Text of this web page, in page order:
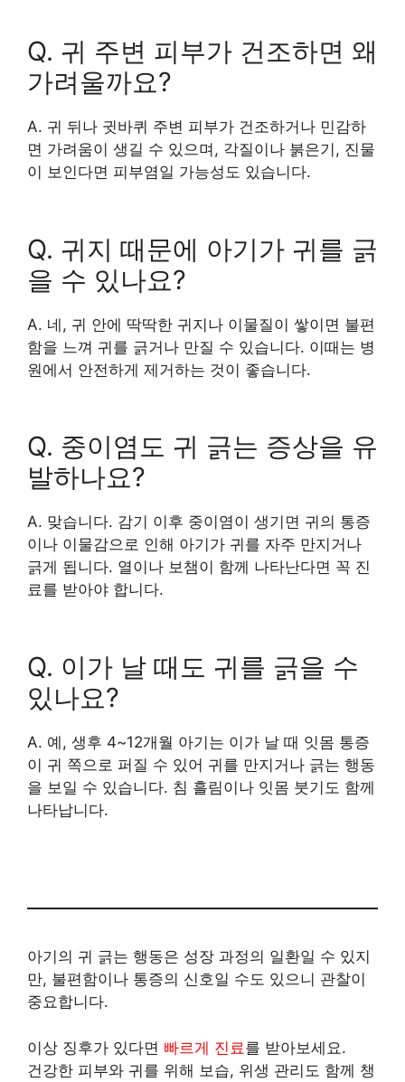
Q. 귀 주변 피부가 건조하면 왜
가려울까요?
A. 귀 뒤나 귓바퀴 주변 피부가 건조하거나 민감하
면 가려움이 생길 수 있으며, 각질이나 붉은기, 진물
이 보인다면 피부염일 가능성도 있습니다.
Q. 귀지 때문에 아기가 귀를 긁
을 수 있나요?
A. 네, 귀 안에 딱딱한 귀지나 이물질이 쌓이면 불편
함을 느껴 귀를 긁거나 만질 수 있습니다. 이때는 병
원에서 안전하게 제거하는 것이 좋습니다.
Q. 중이염도 귀 긁는 증상을 유
발하나요?
A. 맞습니다. 감기 이후 중이염이 생기면 귀의 통증
이나 이물감으로 인해 아기가 귀를 자주 만지거나
긁게 됩니다. 열이나 보챔이 함께 나타난다면 꼭 진
료를 받아야 합니다.
Q. 이가 날 때도 귀를 긁을 수
있나요?
A. 예, 생후 4~12개월 아기는 이가 날 때 잇몸 통증
이 귀 쪽으로 퍼질 수 있어 귀를 만지거나 긁는 행동
을 보일 수 있습니다. 침 흘림이나 잇몸 붓기도 함께
나타납니다.
아기의 귀 긁는 행동은 성장 과정의 일환일 수 있지
만, 불편함이나 통증의 신호일 수도 있으니 관찰이
중요합니다.
이상 징후가 있다면 빠르게 진료를 받아보세요.
건강한 피부와 귀를 위해 보습, 위생 관리도 함께 챙